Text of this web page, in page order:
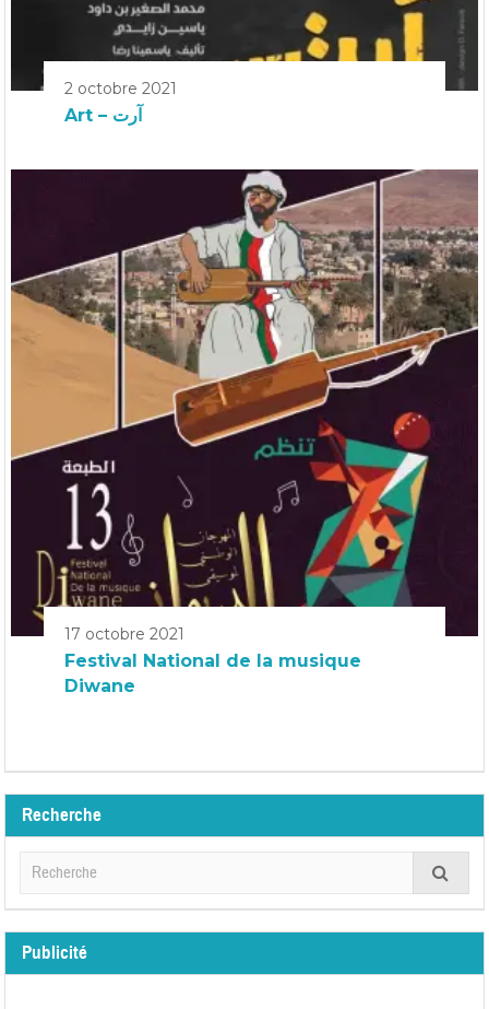
2 octobre 2021
Art – آرت
17 octobre 2021
Festival National de la musique
Diwane
Recherche
Publicité